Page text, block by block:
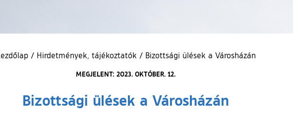
/ Hirdetmények, tájékoztatók / Bizottsági ülések a Városházán
MEGJELENT: 2023. OKTÓBER. 12.
Bizottsági ülések a Városházán